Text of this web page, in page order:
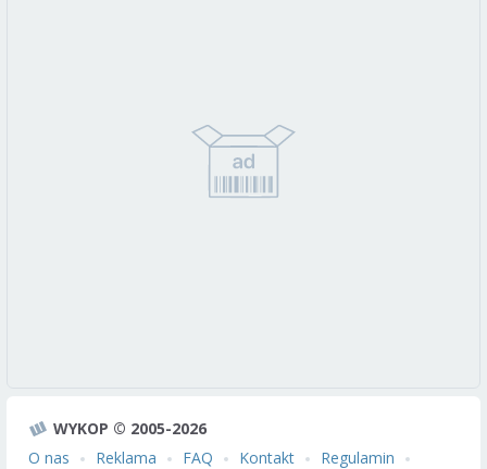
WYKOP © 2005-2026
O nas
Reklama FAQ Kontakt Regulamin